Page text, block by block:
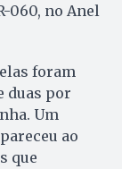
060, no Anel
foram
duas por
Um
ao
que